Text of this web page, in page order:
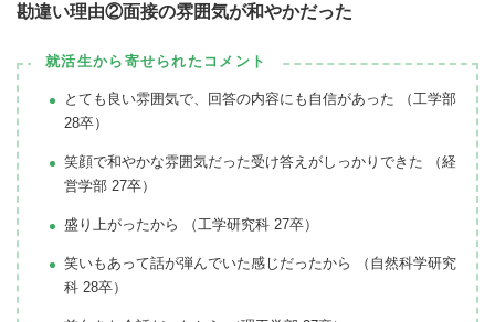
勘違い理由②面接の雰囲気が和やかだった
就活生から寄せられたコメント
とても良い雰囲気で、回答の内容にも自信があった （工学部
28卒）
笑顔で和やかな雰囲気だった受け答えがしっかりできた （経
営学部 27卒）
盛り上がったから （工学研究科 27卒）
笑いもあって話が弾んでいた感じだったから （自然科学研究
科 28卒）